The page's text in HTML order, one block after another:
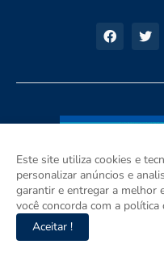
Este site utiliza cookies e
personalizar anúncios e
garantir e entregar a melhor
você concorda com a
Aceitar !